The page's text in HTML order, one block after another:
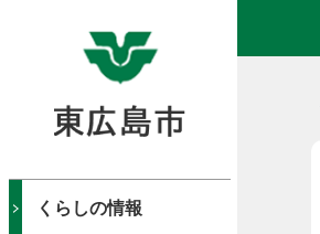
くらしの情報